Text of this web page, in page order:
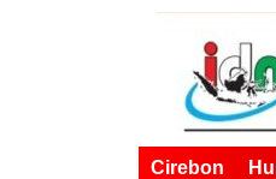
Cirebon